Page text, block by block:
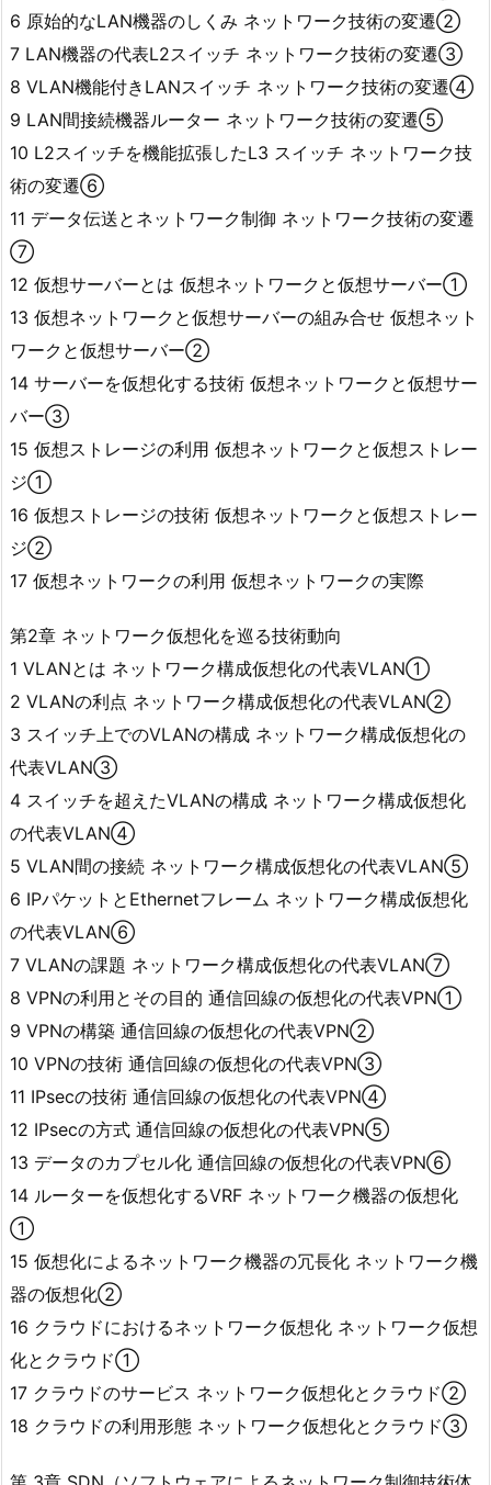
6 原始的なLAN機器のしくみ ネットワーク技術の変遷②
7 LAN機器の代表L2スイッチ ネットワーク技術の変遷③
8 VLAN機能付きLANスイッチ ネットワーク技術の変遷④
9 LAN間接続機器ルーター ネットワーク技術の変遷⑤
10 L2スイッチを機能拡張したL3 スイッチ ネットワーク技
術の変遷⑥
11 データ伝送とネットワーク制御 ネットワーク技術の変遷
⑦
12 仮想サーバーとは 仮想ネットワークと仮想サーバー①
13 仮想ネットワークと仮想サーバーの組み合せ 仮想ネット
ワークと仮想サーバー②
14 サーバーを仮想化する技術 仮想ネットワークと仮想サー
バー③
15 仮想ストレージの利用 仮想ネットワークと仮想ストレー
ジ①
16 仮想ストレージの技術 仮想ネットワークと仮想ストレー
ジ②
17 仮想ネットワークの利用 仮想ネットワークの実際
第2章 ネットワーク仮想化を巡る技術動向
1 VLANとは ネットワーク構成仮想化の代表VLAN①
2 VLANの利点 ネットワーク構成仮想化の代表VLAN②
3 スイッチ上でのVLANの構成 ネットワーク構成仮想化の
代表VLAN③
4 スイッチを超えたVLANの構成 ネットワーク構成仮想化
の代表VLAN④
5 VLAN間の接続 ネットワーク構成仮想化の代表VLAN⑤
6 IPパケットとEthernetフレーム ネットワーク構成仮想化
の代表VLAN⑥
7 VLANの課題 ネットワーク構成仮想化の代表VLAN⑦
8 VPNの利用とその目的 通信回線の仮想化の代表VPN①
9 VPNの構築 通信回線の仮想化の代表VPN②
10 VPNの技術 通信回線の仮想化の代表VPN③
11 IPsecの技術 通信回線の仮想化の代表VPN④
12 IPsecの方式 通信回線の仮想化の代表VPN⑤
13 データのカプセル化 通信回線の仮想化の代表VPN⑥
14 ルーターを仮想化するVRF ネットワーク機器の仮想化
①
15 仮想化によるネットワーク機器の冗長化 ネットワーク機
器の仮想化②
16 クラウドにおけるネットワーク仮想化 ネットワーク仮想
化とクラウド①
17 クラウドのサービス ネットワーク仮想化とクラウド②
18 クラウドの利用形態 ネットワーク仮想化とクラウド③